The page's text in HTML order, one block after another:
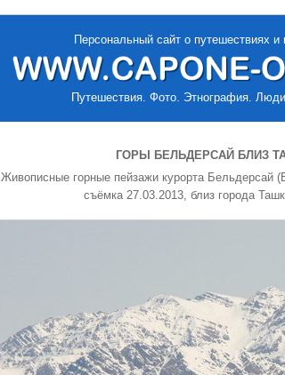
Персональный сайт о путешествиях и
Путешествия. Фото. Этнография.
ГОРЫ БЕЛЬДЕРСАЙ БЛИЗ
Живописные горные пейзажи курорта Бельдерсай
съёмка 27.03.2013, близ города